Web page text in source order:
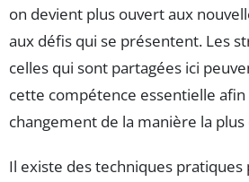
on devient plus ouvert aux
aux défis qui se présentent. Les
celles qui sont partagées ici
cette compétence essentielle afin
changement de la manière la
Il existe des techniques